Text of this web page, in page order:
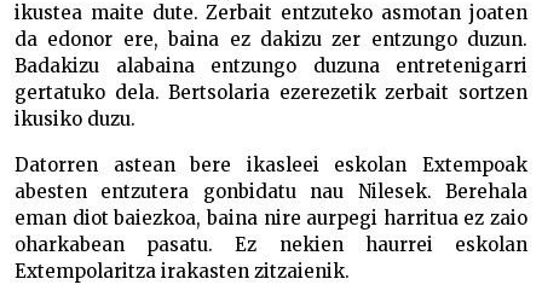
ikustea maite dute. Zerbait entzuteko asmotan joaten
da edonor ere, baina ez dakizu zer entzungo duzun.
Badakizu alabaina entzungo duzuna entretenigarri
gertatuko dela. Bertsolaria ezerezetik zerbait sortzen
ikusiko duzu.
Datorren astean bere ikasleei eskolan Extempoak
abesten entzutera gonbidatu nau Nilesek. Berehala
eman diot baiezkoa, baina nire aurpegi harritua ez zaio
oharkabean pasatu. Ez nekien haurrei eskolan
Extempolaritza irakasten zitzaienik.